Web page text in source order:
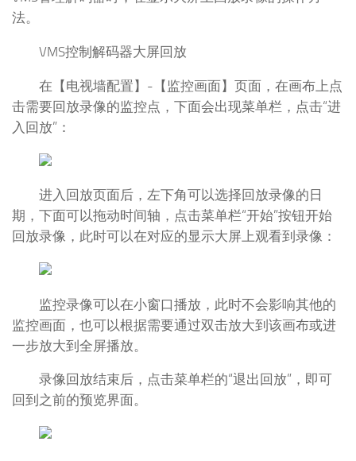
法。
VMS控制解码器大屏回放
在【电视墙配置】-【监控画面】页面，在画布上点
击需要回放录像的监控点，下面会出现菜单栏，点击“进
入回放”：
进入回放页面后，左下角可以选择回放录像的日
期，下面可以拖动时间轴，点击菜单栏“开始”按钮开始
回放录像，此时可以在对应的显示大屏上观看到录像：
监控录像可以在小窗口播放，此时不会影响其他的
监控画面，也可以根据需要通过双击放大到该画布或进
一步放大到全屏播放。
录像回放结束后，点击菜单栏的“退出回放”，即可
回到之前的预览界面。